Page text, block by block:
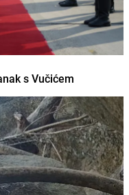
s Vučićem